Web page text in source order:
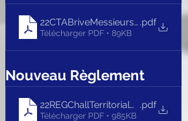
22CTABriveMessieursT4.pdf
Télécharger PDF • 89KB
Nouveau Règlement
22REGChallTerritorialAssoc_V2
.pdf
Télécharger PDF • 985KB